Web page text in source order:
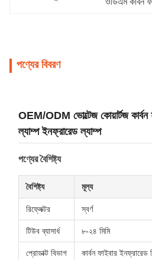
পণ্যের বিবরণ
OEM/ODM ভোল্টেজ কোয়ার্টজ কার্বন
ল্যাম্প ইনফ্রারেড ল্যাম্প
পণ্যের বৈশিষ্ট্য
বৈশিষ্ট্য মূল্য
রিফ্লেক্টর স্বর্ণ
টিউব ব্যাসার্ধ ৮-২৪ মিমি
প্রোডাক্ট বিভাগ কার্বন ফাইবার ইনফ্রারেড